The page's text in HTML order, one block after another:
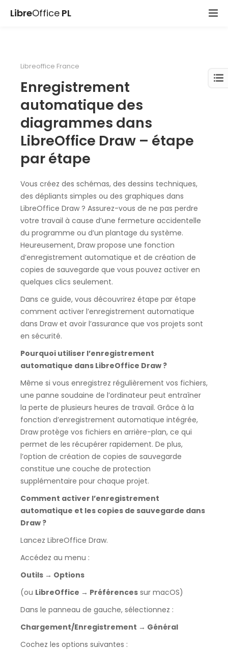
LibreOffice PL
Libreoffice France
Enregistrement
automatique des
diagrammes dans
LibreOffice Draw – étape
par étape
Vous créez des schémas, des dessins techniques,
des dépliants simples ou des graphiques dans
LibreOffice Draw ? Assurez-vous de ne pas perdre
votre travail à cause d’une fermeture accidentelle
du programme ou d’un plantage du système.
Heureusement, Draw propose une fonction
d’enregistrement automatique et de création de
copies de sauvegarde que vous pouvez activer en
quelques clics seulement.
Dans ce guide, vous découvrirez étape par étape
comment activer l’enregistrement automatique
dans Draw et avoir l’assurance que vos projets sont
en sécurité.
Pourquoi utiliser l’enregistrement
automatique dans LibreOffice Draw ?
Même si vous enregistrez régulièrement vos fichiers,
une panne soudaine de l’ordinateur peut entraîner
la perte de plusieurs heures de travail. Grâce à la
fonction d’enregistrement automatique intégrée,
Draw protège vos fichiers en arrière-plan, ce qui
permet de les récupérer rapidement. De plus,
l’option de création de copies de sauvegarde
constitue une couche de protection
supplémentaire pour chaque projet.
Comment activer l’enregistrement
automatique et les copies de sauvegarde dans
Draw ?
Lancez LibreOffice Draw.
Accédez au menu :
Outils → Options
(ou LibreOffice → Préférences sur macOS)
Dans le panneau de gauche, sélectionnez :
Chargement/Enregistrement → Général
Cochez les options suivantes :